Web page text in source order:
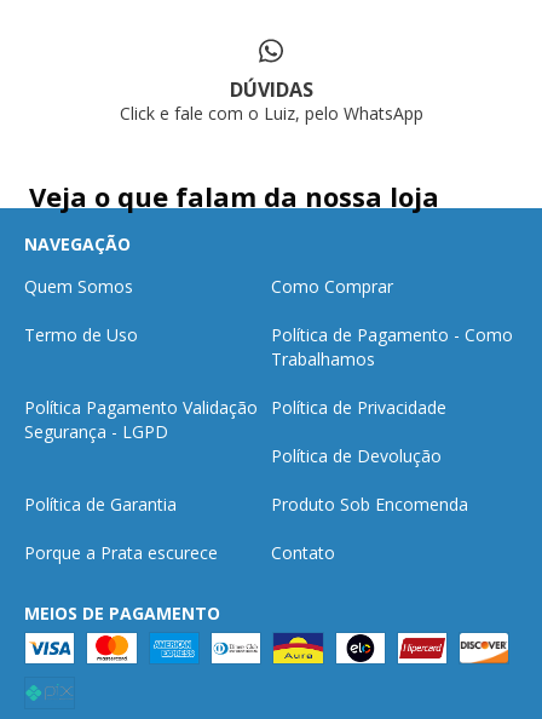
DÚVIDAS
Click e fale com o Luiz, pelo WhatsApp
Veja o que falam da nossa loja
NAVEGAÇÃO
Quem Somos
Como Comprar
Termo de Uso
Política de Pagamento - Como
Trabalhamos
Política Pagamento Validação
Segurança - LGPD
Política de Privacidade
Política de Devolução
Política de Garantia Produto Sob Encomenda
Porque a Prata escurece Contato
MEIOS DE PAGAMENTO